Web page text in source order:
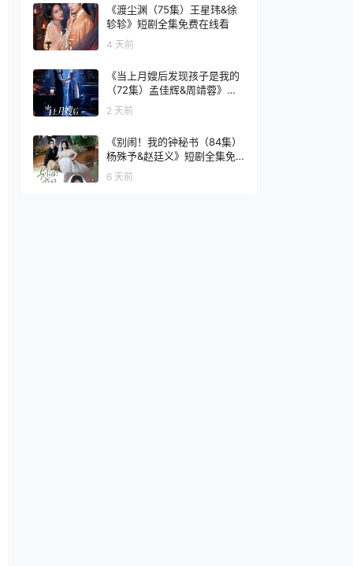
《渡尘渊（75集）王星玮&徐
轸轸》短剧全集免费在线看
4 天前
《当上月嫂后发现孩子是我的
（72集）孟佳辉&周靖蓉》短
剧全集免费在线看
2 天前
《别闹！我的钟秘书（84集）
杨殊予&赵廷义》短剧全集免
费在线看
6 天前